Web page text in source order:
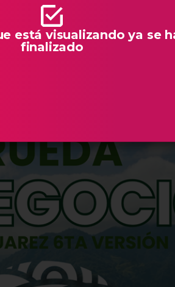
6TA VERSIÓN
está visualizando ya se
finalizado